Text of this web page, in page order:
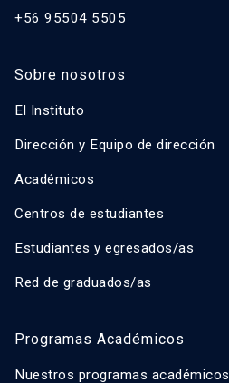
+56 95504 5505
Sobre nosotros
El Instituto
Dirección y Equipo de dirección
Académicos
Centros de estudiantes
Estudiantes y egresados/as
Red de graduados/as
Programas Académicos
Nuestros programas académicos